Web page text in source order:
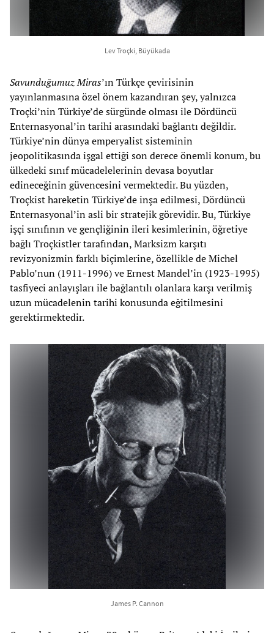
Lev Troçki, Büyükada
Savunduğumuz Miras’ın Türkçe çevirisinin
yayınlanmasına özel önem kazandıran şey, yalnızca
Troçki’nin Türkiye’de sürgünde olması ile Dördüncü
Enternasyonal’in tarihi arasındaki bağlantı değildir.
Türkiye’nin dünya emperyalist sisteminin
jeopolitikasında işgal ettiği son derece önemli konum, bu
ülkedeki sınıf mücadelelerinin devasa boyutlar
edineceğinin güvencesini vermektedir. Bu yüzden,
Troçkist hareketin Türkiye’de inşa edilmesi, Dördüncü
Enternasyonal’in asli bir stratejik görevidir. Bu, Türkiye
işçi sınıfının ve gençliğinin ileri kesimlerinin, öğretiye
bağlı Troçkistler tarafından, Marksizm karşıtı
revizyonizmin farklı biçimlerine, özellikle de Michel
Pablo’nun (1911-1996) ve Ernest Mandel’in (1923-1995)
tasfiyeci anlayışları ile bağlantılı olanlara karşı verilmiş
uzun mücadelenin tarihi konusunda eğitilmesini
gerektirmektedir.
James P. Cannon